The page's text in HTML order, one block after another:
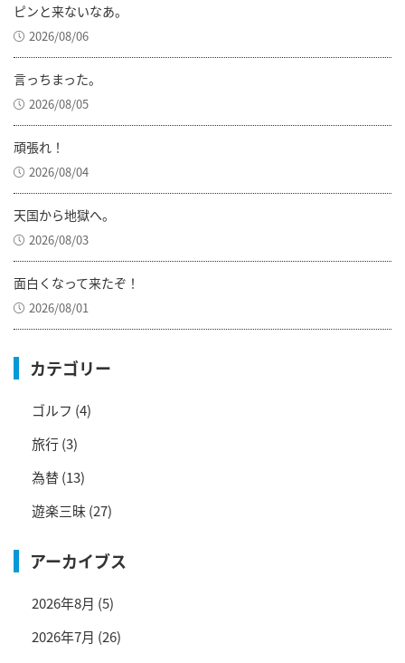
ピンと来ないなあ。
2026/08/06
言っちまった。
2026/08/05
頑張れ！
2026/08/04
天国から地獄へ。
2026/08/03
面白くなって来たぞ！
2026/08/01
カテゴリー
ゴルフ (4)
旅行(3)
為替(13)
遊楽三昧(27)
アーカイブス
2026年8月 (5)
2026年7月 (26)